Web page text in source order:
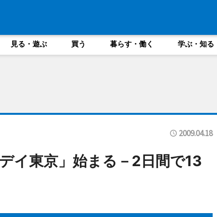
見る・遊ぶ 買う 暮らす・働く 学ぶ・知る
2009.04.18
イ東京」始まる－2日間で13